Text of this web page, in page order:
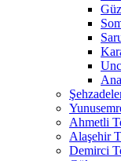
Ahmetli
Alaşehir
Demirci